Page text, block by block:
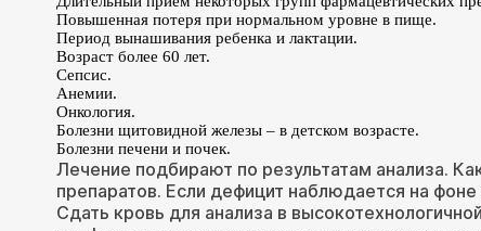
Повышенная потеря при нормальном уровне в пище.
Период вынашивания ребенка и лактации.
Возраст более 60 лет.
Сепсис.
Анемии.
Онкология.
Болезни щитовидной железы – в детском возрасте.
Болезни печени и почек.
Лечение подбирают по результатам анализа.
препаратов. Если дефицит наблюдается на
Сдать кровь для анализа в